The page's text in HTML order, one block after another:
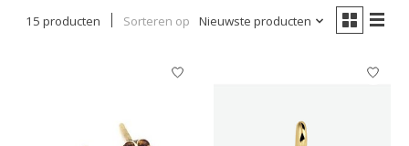
15 producten Sorteren op Nieuwste producten